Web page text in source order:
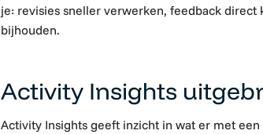
je: revisies sneller verwerken, feedback
bijhouden.
Activity Insights
Activity Insights geeft inzicht in wat er met